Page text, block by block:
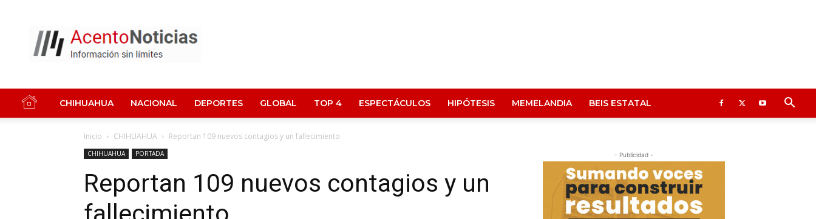
Noticias
CHIHUAHUA NACIONAL DEPORTES GLOBAL TOP 4 ESPECTÁCULOS HIPÓTESIS MEMELANDIA BEIS ESTATAL
Inicio CHIHUAHUA Reportan 109 nuevos contagios y un fallecimiento
CHIHUAHUA PORTADA
Reportan 109 nuevos contagios y un
- Publicidad -